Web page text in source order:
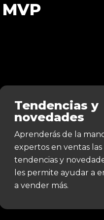
MVP
Tendencias y
novedades
Aprenderás de la
expertos en ventas las
tendencias y
les permite ayudar a
a vender más.